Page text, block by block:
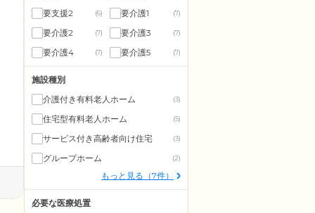
要支援2 (6) 要介護1 (7)
要介護2 (7) 要介護3 (7)
要介護4 (7) 要介護5 (7)
施設種別
介護付き有料老人ホーム
(3)
住宅型有料老人ホーム (5)
サービス付き高齢者向け住宅 (3)
グループホーム (2)
もっと見る（7件）
必要な医療処置